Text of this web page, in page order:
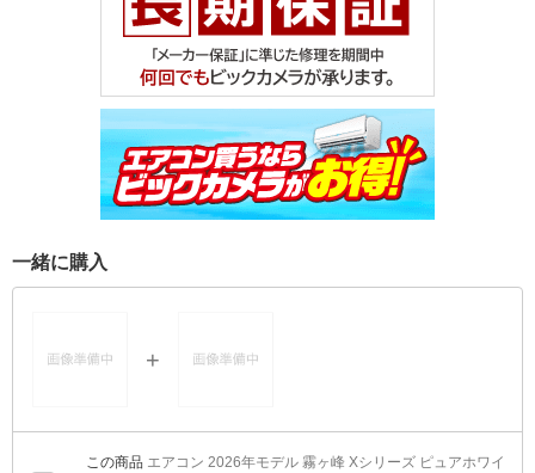
一緒に購入
エアコン 2026年モデル 霧ヶ峰 Xシリーズ ピュアホワイ